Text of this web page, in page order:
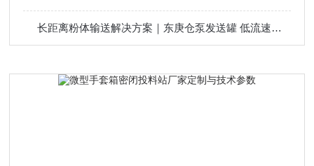
长距离粉体输送解决方案｜东庚仓泵发送罐 低流速低磨损防堵气力输送设备